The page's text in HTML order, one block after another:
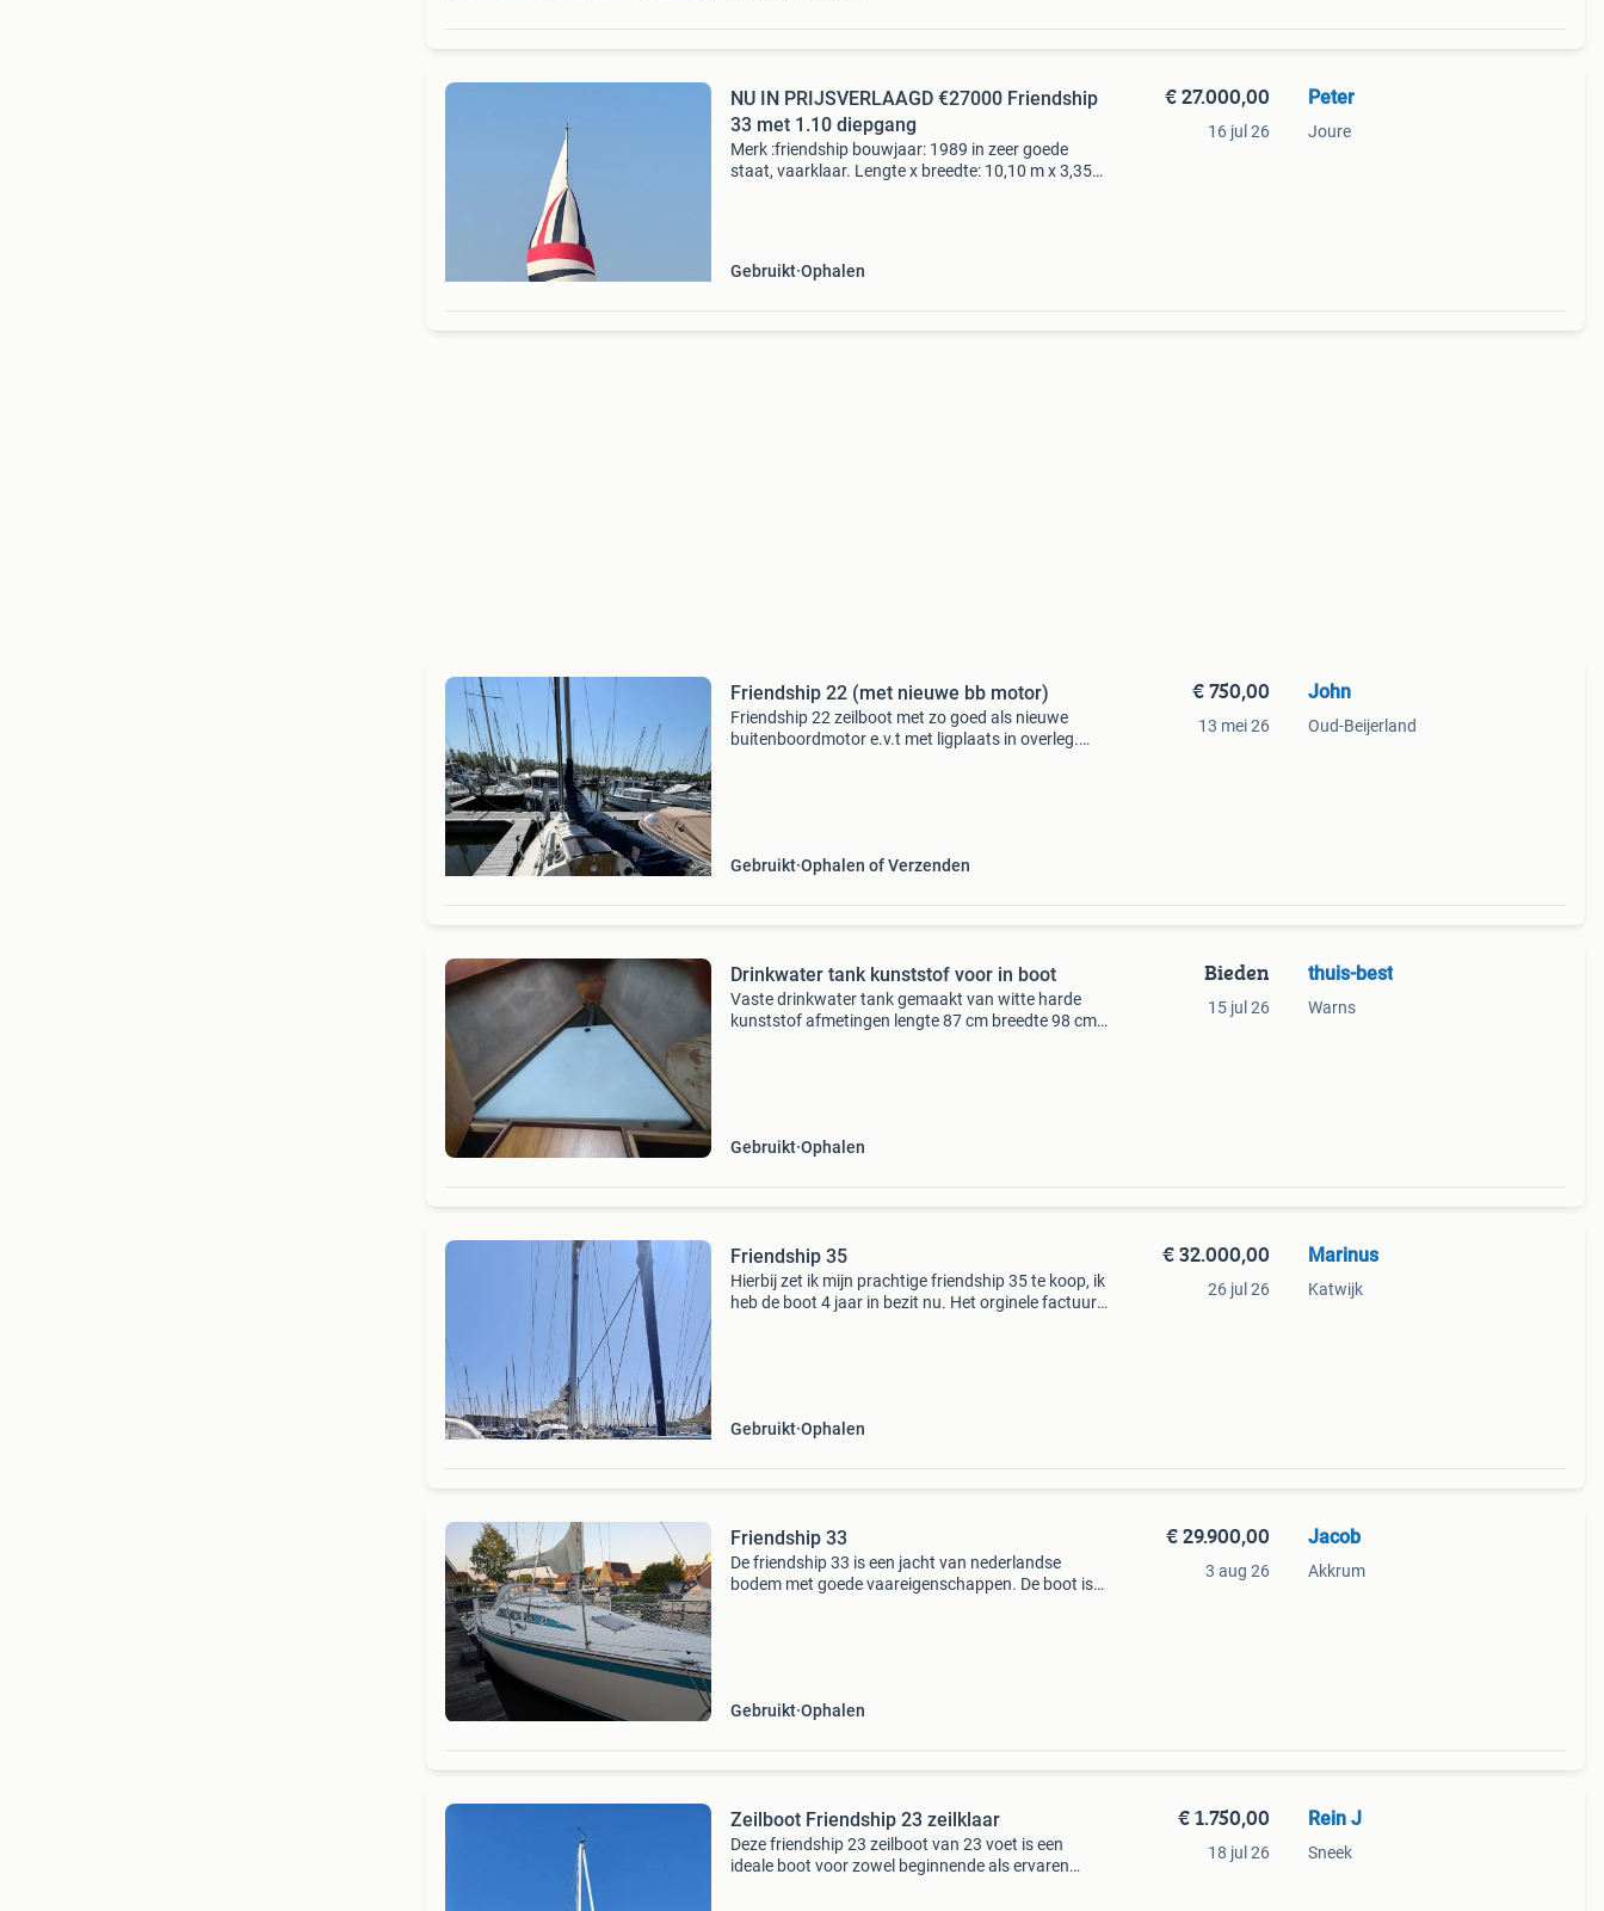
NU IN PRIJSVERLAAGD €27000 Friendship
33 met 1.10 diepgang
Merk :friendship bouwjaar: 1989 in zeer goede
staat, vaarklaar. Lengte x breedte: 10,10 m x 3,35
Gebruikt Ophalen
€ 27.000,00
16 jul 26
Peter
Joure
Friendship 22 (met nieuwe bb motor)
Friendship 22 zeilboot met zo goed als nieuwe
buitenboordmotor e.v.t met ligplaats in overleg.
Gebruikt Ophalen of Verzenden
€ 750,00
13 mei 26
John
Oud-Beijerland
Drinkwater tank kunststof voor in boot
Vaste drinkwater tank gemaakt van witte harde
kunststof afmetingen lengte 87 cm breedte 98 cm /
Gebruikt Ophalen
Bieden
15 jul 26
thuis-best
Warns
Friendship 35
Hierbij zet ik mijn prachtige friendship 35 te koop, ik
heb de boot 4 jaar in bezit nu. Het orginele factuur
Gebruikt Ophalen
€ 32.000,00
26 jul 26
Marinus
Katwijk
Friendship 33
De friendship 33 is een jacht van nederlandse
bodem met goede vaareigenschappen. De boot is
Gebruikt Ophalen
€ 29.900,00
3 aug 26
Jacob
Akkrum
Zeilboot Friendship 23 zeilklaar
Deze friendship 23 zeilboot van 23 voet is een
ideale boot voor zowel beginnende als ervaren
€ 1.750,00
18 jul 26
Rein J
Sneek